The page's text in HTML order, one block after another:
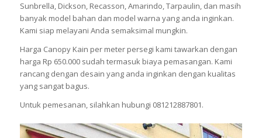
Sunbrella, Dickson, Recasson, Amarindo, Tarpaulin, dan masih
banyak model bahan dan model warna yang anda inginkan.
Kami siap melayani Anda semaksimal mungkin.
Harga Canopy Kain per meter persegi kami tawarkan dengan
harga Rp 650.000 sudah termasuk biaya pemasangan. Kami
rancang dengan desain yang anda inginkan dengan kualitas
yang sangat bagus.
Untuk pemesanan, silahkan hubungi 081212887801.